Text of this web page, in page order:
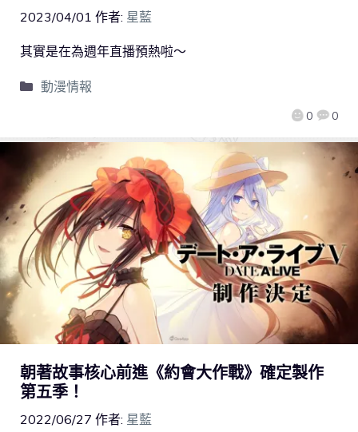
2023/04/01 作者: 星藍
0 0
其實是在為週年直播預熱啦～
動漫情報
朝著故事核心前進《約會大作戰》確定製作
第五季！
2022/06/27 作者: 星藍